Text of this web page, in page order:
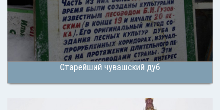
Старейший чувашский дуб